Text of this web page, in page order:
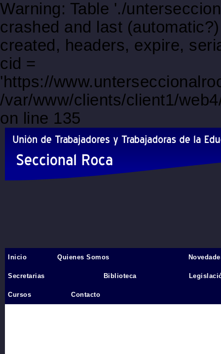
Warning: Table './
crashed and last
created, headers, expire,
cid =
'https://
/var/www/clients/client1/
on line 135
Inicio
Inicio Quienes Somos
Secretarias Biblioteca
Cursos Contacto